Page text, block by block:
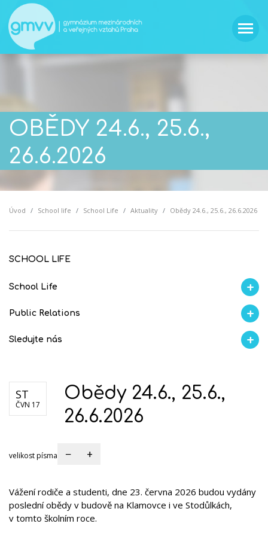
OBĚDY 24.6., 25.6.,
26.6.2026
Úvod School life School Life Aktuality Obědy 24.6., 25.6., 26.6.2026
SCHOOL LIFE
School Life
Aktuality Proběhlo na GMVV AI Ambasador
Public Relations
Školní magazín REFRESH Soutěže
Sledujte nás
ST
ČVN 17
Obědy 24.6., 25.6.,
26.6.2026
velikost písma − +
Vážení rodiče a studenti, dne 23. června 2026 budou vydány
poslední obědy v budově na Klamovce i ve Stodůlkách,
v tomto školním roce.